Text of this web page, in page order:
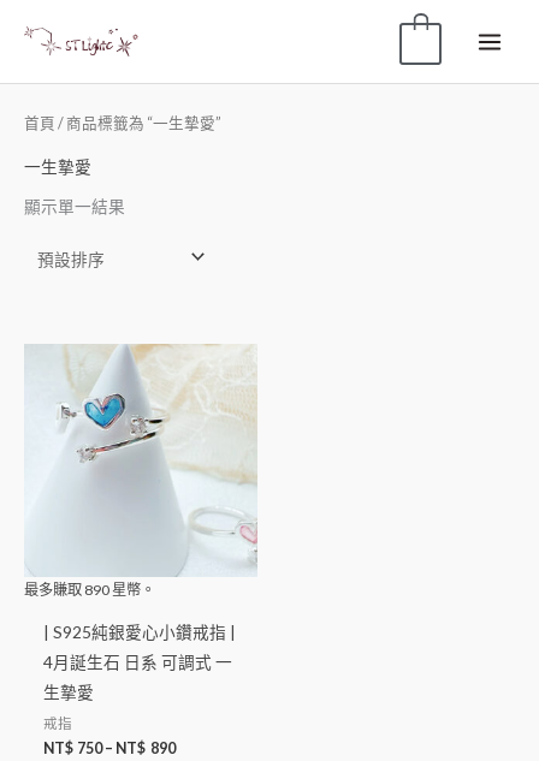
首頁 / 商品標籤為 “一生摯愛”
一生摯愛
顯示單一結果
最多賺取 890 星幣。
| S925純銀愛心小鑽戒指 |
4月誕生石 日系 可調式 一
生摯愛
戒指
NT$ 750– NT$ 890